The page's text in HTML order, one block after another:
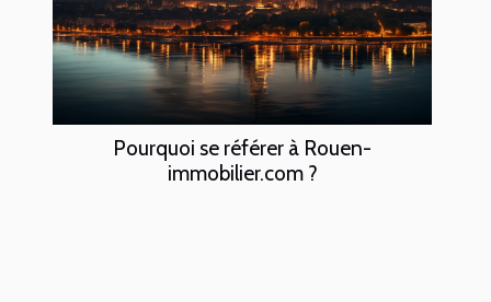
Pourquoi se référer à Rouen-
immobilier.com ?